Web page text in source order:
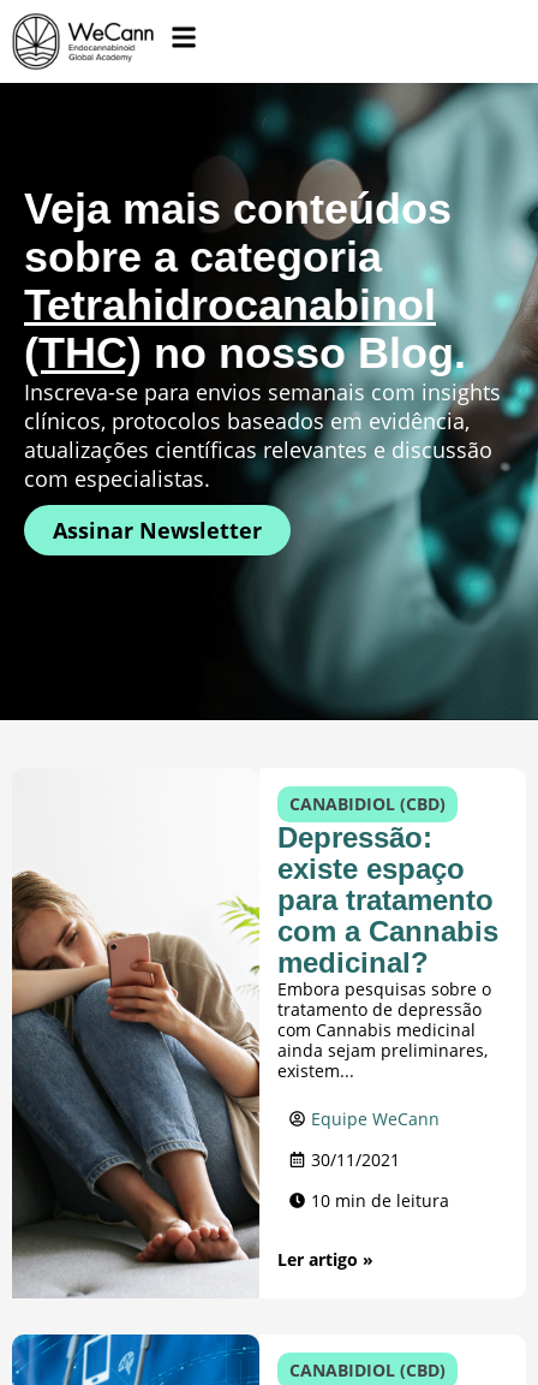
Veja mais conteúdos
sobre a categoria
Tetrahidrocanabinol
(THC) no nosso Blog.
Inscreva-se para envios semanais com insights
clínicos, protocolos baseados em evidência,
atualizações científicas relevantes e discussão
com especialistas.
Assinar Newsletter
CANABIDIOL (CBD)
Depressão:
existe espaço
para tratamento
com a Cannabis
medicinal?
Embora pesquisas sobre o
tratamento de depressão
com Cannabis medicinal
ainda sejam preliminares,
existem...
Equipe WeCann
30/11/2021
10 min de leitura
Ler artigo »
CANABIDIOL (CBD)